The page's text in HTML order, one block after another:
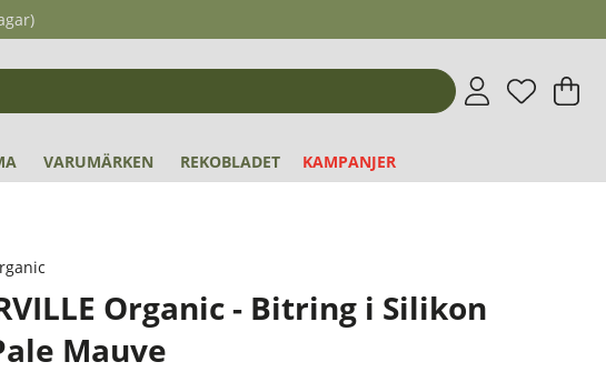
Antal i
. .
VARUMÄRKEN REKOBLADET KAMPANJER
Organic - Bitring i Silikon
Mauve